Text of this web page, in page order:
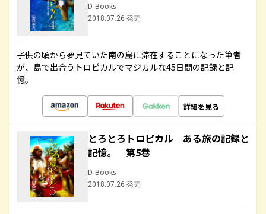
D-Books
2018.07.26 発売
子供の頃から夢見ていた南の島に滞在することになった筆者
が、島で出合うトロピカルでマジカルな45日間の記録と記
憶。
詳細を見る
とろとろトロピカル ある旅の記録と
記憶。 第5巻
D-Books
2018.07.26 発売